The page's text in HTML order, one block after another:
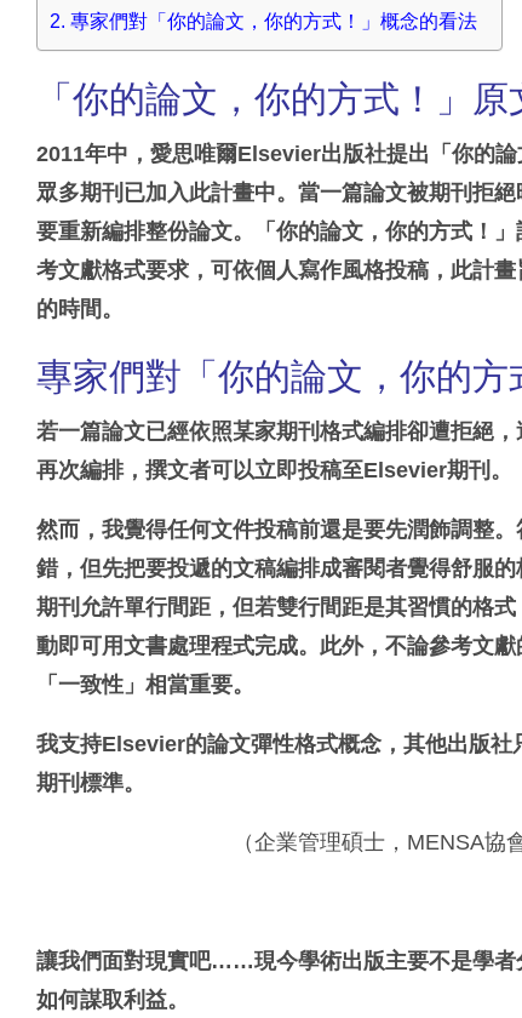
專家們對「你的論文，你的方式！」概念的看法
「你的論文，你的方式！」原
2011年中，愛思唯爾Elsevier出版社提出「你的
眾多期刊已加入此計畫中。當一篇論文被期刊拒
要重新編排整份論文。「你的論文，你的方式！
考文獻格式要求，可依個人寫作風格投稿，此計
的時間。
專家們對「你的論文，你的
若一篇論文已經依照某家期刊格式編排卻遭拒絕
再次編排，撰文者可以立即投稿至Elsevier期刊。
然而，我覺得任何文件投稿前還是要先潤飾調整
錯，但先把要投遞的文稿編排成審閱者覺得舒服
期刊允許單行間距，但若雙行間距是其習慣的格
動即可用文書處理程式完成。此外，不論參考文
「一致性」相當重要。
我支持Elsevier的論文彈性格式概念，其他出版
期刊標準。
（企業管理碩士，MENSA協
讓我們面對現實吧……現今學術出版主要不是學
如何謀取利益。